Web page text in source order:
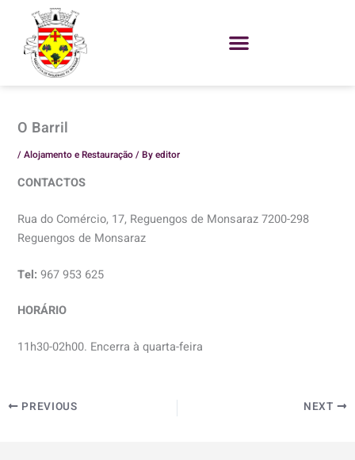
content
O Barril
/Alojamento e Restauração/ Byeditor
CONTACTOS
Rua do Comércio, 17, Reguengos de Monsaraz 7200-298
Reguengos de Monsaraz
Tel: 967 953 625​​
HORÁRIO
11h30-02h00. Encerra à quarta-feira
PREVIOUS NEXT